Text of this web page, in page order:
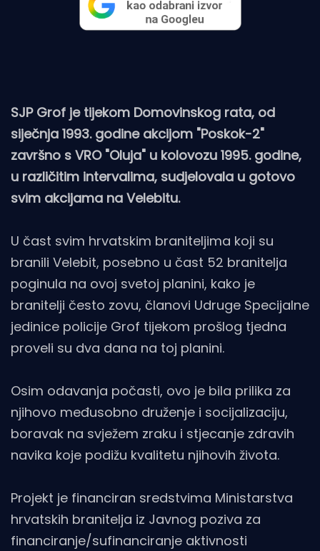
SJP Grof je tijekom Domovinskog rata, od
siječnja 1993. godine akcijom "Poskok-2"
završno s VRO "Oluja" u kolovozu 1995. godine,
u različitim intervalima, sudjelovala u gotovo
svim akcijama na Velebitu.
U čast svim hrvatskim braniteljima koji su
branili Velebit, posebno u čast 52 branitelja
poginula na ovoj svetoj planini, kako je
branitelji često zovu, članovi Udruge Specijalne
jedinice policije Grof tijekom prošlog tjedna
proveli su dva dana na toj planini.
Osim odavanja počasti, ovo je bila prilika za
njihovo međusobno druženje i socijalizaciju,
boravak na svježem zraku i stjecanje zdravih
navika koje podižu kvalitetu njihovih života.
Projekt je financiran sredstvima Ministarstva
hrvatskih branitelja iz Javnog poziva za
financiranje/sufinanciranje aktivnosti